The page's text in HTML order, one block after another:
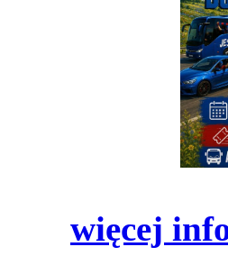
więcej